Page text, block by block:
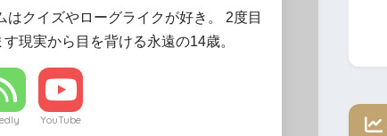
はクイズやローグライクが好き。 2度目
現実から目を背ける永遠の14歳。
YouTube